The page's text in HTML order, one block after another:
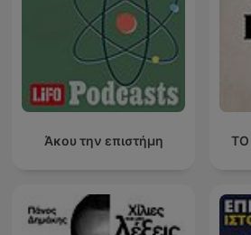
Άκου την επιστήμη ΤΟ